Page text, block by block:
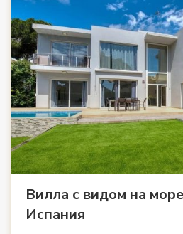
Вилла с видом на
Испания